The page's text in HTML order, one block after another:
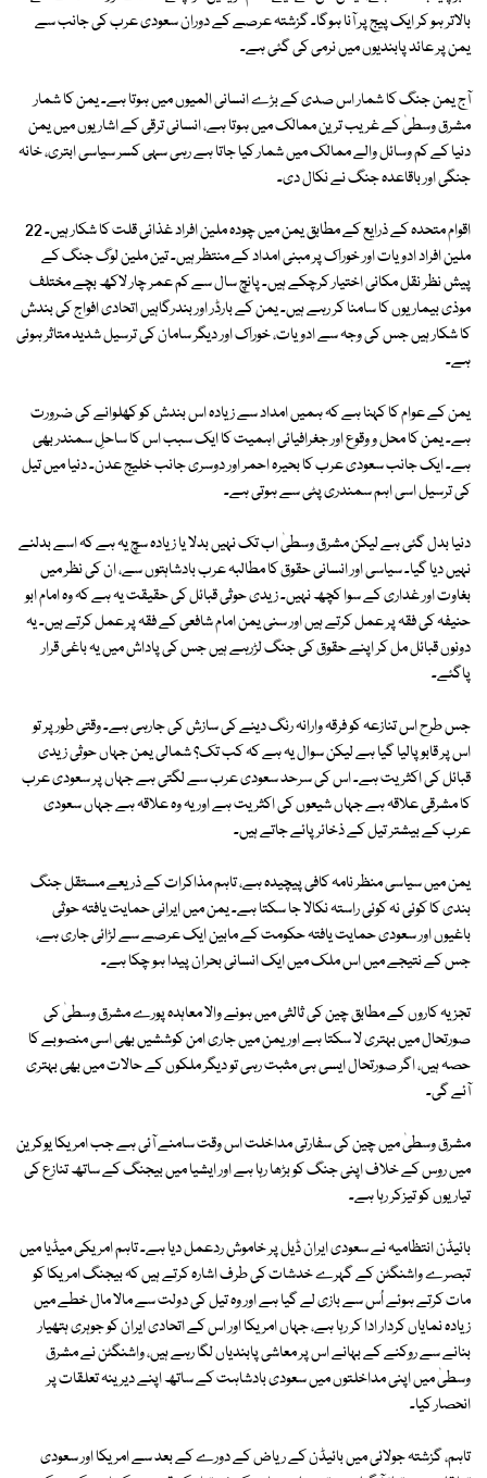
بالاتر ہو کر ایک پیج پر آنا ہوگا۔ گزشتہ عرصے کے دوران سعودی عرب کی جانب سے
یمن پر عائد پابندیوں میں نرمی کی گئی ہے۔
آج یمن جنگ کا شمار اس صدی کے بڑے انسانی المیوں میں ہوتا ہے۔ یمن کا شمار
مشرق وسطیٰ کے غریب ترین ممالک میں ہوتا ہے، انسانی ترقی کے اشاریوں میں یمن
دنیا کے کم وسائل والے ممالک میں شمار کیا جاتا ہے رہی سہی کسر سیاسی ابتری، خانہ
جنگی اور باقاعدہ جنگ نے نکال دی۔
اقوام متحدہ کے ذرایع کے مطابق یمن میں چودہ ملین افراد غذائی قلت کا شکار ہیں۔ 22
ملین افراد ادویات اور خوراک پر مبنی امداد کے منتظر ہیں۔ تین ملین لوگ جنگ کے
پیش نظر نقل مکانی اختیار کرچکے ہیں۔ پانچ سال سے کم عمر چار لاکھ بچے مختلف
موذی بیماریوں کا سامنا کر رہے ہیں۔ یمن کے بارڈر اور بندرگاہیں اتحادی افواج کی بندش
کا شکار ہیں جس کی وجہ سے ادویات، خوراک اور دیگر سامان کی ترسیل شدید متاثر ہوئی
ہے۔
یمن کے عوام کا کہنا ہے کہ ہمیں امداد سے زیادہ اس بندش کو کھلوانے کی ضرورت
ہے۔ یمن کا محل و وقوع اور جغرافیائی اہمیت کا ایک سبب اس کا ساحلِ سمندر بھی
ہے۔ ایک جانب سعودی عرب کا بحیرہ احمر اور دوسری جانب خلیج عدن۔ دنیا میں تیل
کی ترسیل اسی اہم سمندری پٹی سے ہوتی ہے۔
دنیا بدل گئی ہے لیکن مشرق وسطیٰ اب تک نہیں بدلا یا زیادہ سچ یہ ہے کہ اسے بدلنے
نہیں دیا گیا۔ سیاسی اور انسانی حقوق کا مطالبہ عرب بادشاہتوں سے، ان کی نظر میں
بغاوت اور غداری کے سوا کچھ نہیں۔ زیدی حوثی قبائل کی حقیقت یہ ہے کہ وہ امام ابو
حنیفہ کی فقہ پر عمل کرتے ہیں اور سنی یمن امام شافعی کے فقہ پر عمل کرتے ہیں۔ یہ
دونوں قبائل مل کر اپنے حقوق کی جنگ لڑرہے ہیں جس کی پاداش میں یہ باغی قرار
پاگئے۔
جس طرح اس تنازعہ کو فرقہ وارانہ رنگ دینے کی سازش کی جارہی ہے۔ وقتی طور پر تو
اس پر قابو پالیا گیا ہے لیکن سوال یہ ہے کہ کب تک؟ شمالی یمن جہاں حوثی زیدی
قبائل کی اکثریت ہے۔ اس کی سرحد سعودی عرب سے لگتی ہے جہاں پر سعودی عرب
کا مشرقی علاقہ ہے جہاں شیعوں کی اکثریت ہے اور یہ وہ علاقہ ہے جہاں سعودی
عرب کے بیشتر تیل کے ذخائر پائے جاتے ہیں۔
یمن میں سیاسی منظر نامہ کافی پیچیدہ ہے، تاہم مذاکرات کے ذریعے مستقل جنگ
بندی کا کوئی نہ کوئی راستہ نکالا جا سکتا ہے۔ یمن میں ایرانی حمایت یافتہ حوثی
باغیوں اور سعودی حمایت یافتہ حکومت کے مابین ایک عرصے سے لڑائی جاری ہے،
جس کے نتیجے میں اس ملک میں ایک انسانی بحران پیدا ہو چکا ہے۔
تجزیہ کاروں کے مطابق چین کی ثالثی میں ہونے والا معاہدہ پورے مشرق وسطیٰ کی
صورتحال میں بہتری لا سکتا ہے اور یمن میں جاری امن کوششیں بھی اسی منصوبے کا
حصہ ہیں، اگر صورتحال ایسی ہی مثبت رہی تو دیگر ملکوں کے حالات میں بھی بہتری
آئے گی۔
مشرق وسطیٰ میں چین کی سفارتی مداخلت اس وقت سامنے آئی ہے جب امریکا یوکرین
میں روس کے خلاف اپنی جنگ کو بڑھا رہا ہے اور ایشیا میں بیجنگ کے ساتھ تنازع کی
تیاریوں کو تیزکر رہا ہے۔
بائیڈن انتظامیہ نے سعودی ایران ڈیل پر خاموش ردعمل دیا ہے۔ تاہم امریکی میڈیا میں
تبصرے واشنگٹن کے گہرے خدشات کی طرف اشارہ کرتے ہیں کہ بیجنگ امریکا کو
مات کرتے ہوئے اُس سے بازی لے گیا ہے اور وہ تیل کی دولت سے مالا مال خطے میں
زیادہ نمایاں کردار ادا کر رہا ہے، جہاں امریکا اور اس کے اتحادی ایران کو جوہری ہتھیار
بنانے سے روکنے کے بہانے اس پر معاشی پابندیاں لگا رہے ہیں، واشنگٹن نے مشرق
وسطیٰ میں اپنی مداخلتوں میں سعودی بادشاہت کے ساتھ اپنے دیرینہ تعلقات پر
انحصار کیا۔
تاہم، گزشتہ جولائی میں بائیڈن کے ریاض کے دورے کے بعد سے امریکا اور سعودی